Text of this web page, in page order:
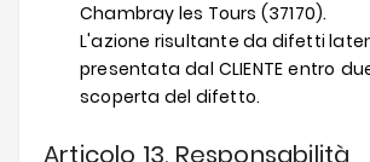
Chambray les Tours (37170).
L'azione risultante da difetti
presentata dal CLIENTE entro
scoperta del difetto.
Articolo 13. Responsabilità